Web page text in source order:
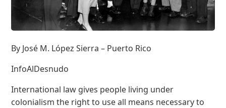
By José M. López Sierra – Puerto Rico
InfoAlDesnudo
International law gives people living under
colonialism the right to use all means necessary to